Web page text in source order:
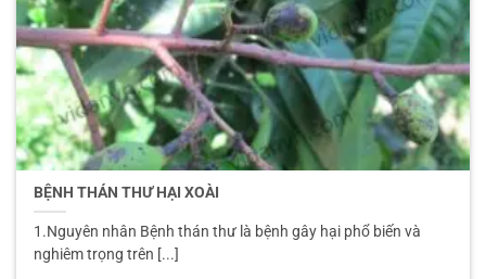
BỆNH THÁN THƯ HẠI XOÀI
1.Nguyên nhân Bệnh thán thư là bệnh gây hại phổ biến và
nghiêm trọng trên [...]